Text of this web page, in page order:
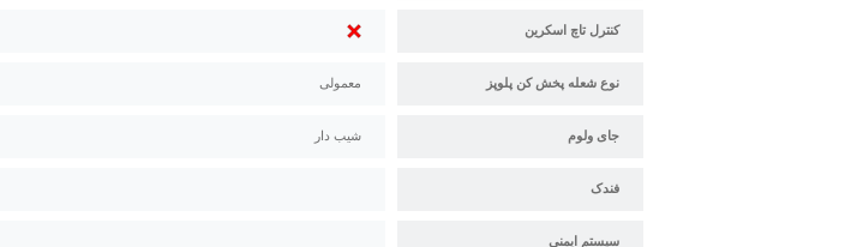
کنترل تاچ اسکرین
نوع شعله پخش کن پلوپز معمولی
جای ولوم شیب دار
فندک
سیستم ایمنی